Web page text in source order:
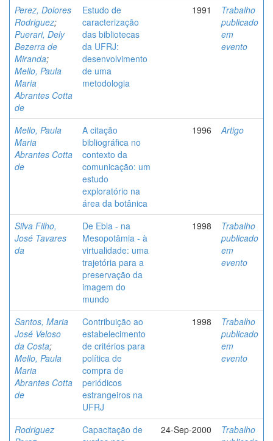
Perez, Dolores
Rodriguez;
Puerari, Dely
Bezerra de
Miranda;
Mello, Paula
Maria
Abrantes Cotta
de
Estudo de
caracterização
das bibliotecas
da UFRJ:
desenvolvimento
de uma
metodologia
1991
Trabalho
publicado
em
evento
Mello, Paula
Maria
Abrantes Cotta
de
A citação
bibliográfica no
contexto da
comunicação: um
estudo
exploratório na
área da botânica
1996 Artigo
Silva Filho,
José Tavares
da
De Ebla - na
Mesopotâmia - à
virtualidade: uma
trajetória para a
preservação da
imagem do
mundo
1998
Trabalho
publicado
em
evento
Santos, Maria
José Veloso
da Costa;
Mello, Paula
Maria
Abrantes Cotta
de
Contribuição ao
estabelecimento
de critérios para
política de
compra de
periódicos
estrangeiros na
UFRJ
1998
Trabalho
publicado
em
evento
Rodriguez
Capacitação de
24-Sep-2000
Trabalho